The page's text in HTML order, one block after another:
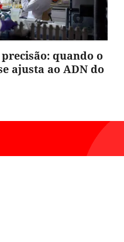
quando o
ajusta ao ADN do